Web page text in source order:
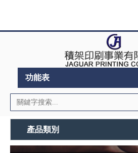
功能表
產品類別